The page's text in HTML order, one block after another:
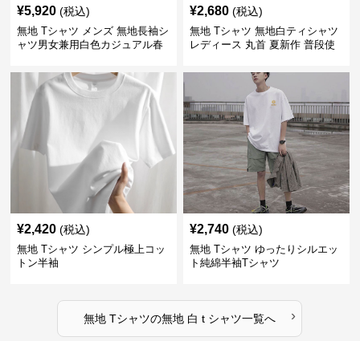
¥5,920 (税込)
無地 Tシャツ メンズ 無地長袖シ
ャツ男女兼用白色カジュアル春
¥2,680 (税込)
無地 Tシャツ 無地白ティシャツ
レディース 丸首 夏新作 普段使
¥2,420 (税込)
無地 Tシャツ シンプル極上コッ
トン半袖
¥2,740 (税込)
無地 Tシャツ ゆったりシルエッ
ト純綿半袖Tシャツ
無地 Tシャツの無地 白 t シャツ一覧へ ›